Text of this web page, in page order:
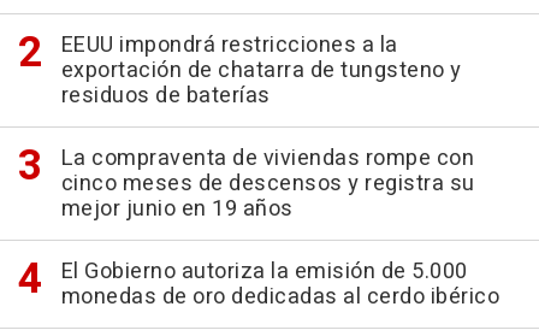
EEUU impondrá restricciones a la
exportación de chatarra de tungsteno y
residuos de baterías
La compraventa de viviendas rompe con
cinco meses de descensos y registra su
mejor junio en 19 años
El Gobierno autoriza la emisión de 5.000
monedas de oro dedicadas al cerdo ibérico